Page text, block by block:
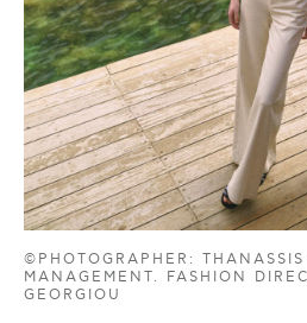
©PHOTOGRAPHER:
MANAGEMENT. FASHION
GEORGIOU